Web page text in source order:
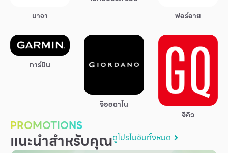
กิจกรรมและโปรโมชั่น
ข้อเสนอพิเศษ
สำหรับนักท่องเที่ยว
เพื่อสังคม
ฟิวเจอร์ซิตี้
บาจา
ฟอร์อาย
การ์มิน
จิออดาโน
จีคิว
PROMOTIONS
แนะนำสำหรับคุณดูโปรโมชันทั้งหมด